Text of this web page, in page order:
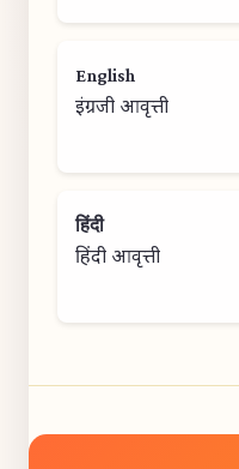
English
इंग्रजी आवृत्ती
हिंदी
हिंदी आवृत्ती